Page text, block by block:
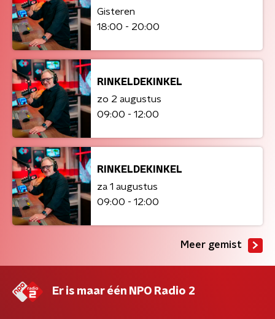
Gisteren
18:00 - 20:00
RINKELDEKINKEL
zo 2 augustus
09:00 - 12:00
RINKELDEKINKEL
za 1 augustus
09:00 - 12:00
Meer gemist
Er is maar één NPO Radio 2